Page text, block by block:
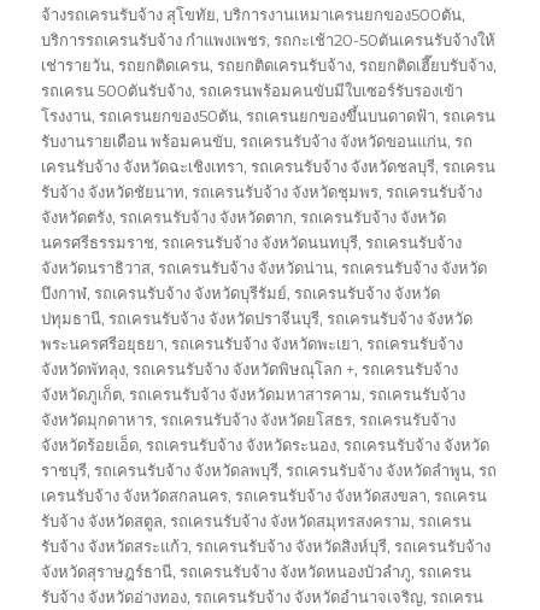
จ้างรถเครนรับจ้าง สุโขทัย,บริการงานเหมาเครนยกของ500ตัน,
บริการรถเครนรับจ้าง กำแพงเพชร,รถกะเช้า20-50ตันเครนรับจ้างให้
เช่ารายวัน,รถยกติดเครน,รถยกติดเครนรับจ้าง,รถยกติดเฮี๊ยบรับจ้าง,
รถเครน 500ตันรับจ้าง,รถเครนพร้อมคนขับมีใบเซอร์รับรองเข้า
โรงงาน,รถเครนยกของ50ตัน,รถเครนยกของขึ้นบนดาดฟ้า,รถเครน
รับงานรายเดือน พร้อมคนขับ,รถเครนรับจ้าง จังหวัดขอนแก่น,รถ
เครนรับจ้าง จังหวัดฉะเชิงเทรา,รถเครนรับจ้าง จังหวัดชลบุรี,รถเครน
รับจ้าง จังหวัดชัยนาท,รถเครนรับจ้าง จังหวัดชุมพร,รถเครนรับจ้าง
จังหวัดตรัง,รถเครนรับจ้าง จังหวัดตาก,รถเครนรับจ้าง จังหวัด
นครศรีธรรมราช,รถเครนรับจ้าง จังหวัดนนทบุรี,รถเครนรับจ้าง
จังหวัดนราธิวาส,รถเครนรับจ้าง จังหวัดน่าน,รถเครนรับจ้าง จังหวัด
บึงกาฬ,รถเครนรับจ้าง จังหวัดบุรีรัมย์,รถเครนรับจ้าง จังหวัด
ปทุมธานี,รถเครนรับจ้าง จังหวัดปราจีนบุรี,รถเครนรับจ้าง จังหวัด
พระนครศรีอยุธยา,รถเครนรับจ้าง จังหวัดพะเยา,รถเครนรับจ้าง
จังหวัดพัทลุง,รถเครนรับจ้าง จังหวัดพิษณุโลก +,รถเครนรับจ้าง
จังหวัดภูเก็ต,รถเครนรับจ้าง จังหวัดมหาสารคาม,รถเครนรับจ้าง
จังหวัดมุกดาหาร,รถเครนรับจ้าง จังหวัดยโสธร,รถเครนรับจ้าง
จังหวัดร้อยเอ็ด,รถเครนรับจ้าง จังหวัดระนอง,รถเครนรับจ้าง จังหวัด
ราชบุรี,รถเครนรับจ้าง จังหวัดลพบุรี,รถเครนรับจ้าง จังหวัดลำพูน,รถ
เครนรับจ้าง จังหวัดสกลนคร,รถเครนรับจ้าง จังหวัดสงขลา,รถเครน
รับจ้าง จังหวัดสตูล,รถเครนรับจ้าง จังหวัดสมุทรสงคราม,รถเครน
รับจ้าง จังหวัดสระแก้ว,รถเครนรับจ้าง จังหวัดสิงห์บุรี,รถเครนรับจ้าง
จังหวัดสุราษฎร์ธานี,รถเครนรับจ้าง จังหวัดหนองบัวลำภู,รถเครน
รับจ้าง จังหวัดอ่างทอง,รถเครนรับจ้าง จังหวัดอำนาจเจริญ,รถเครน